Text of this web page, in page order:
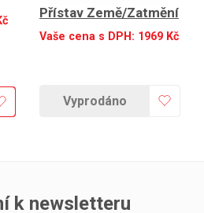
Přístav Země/Zatmění
Vaše cena s DPH: 1969 Kč
Vyprodáno
k newsletteru